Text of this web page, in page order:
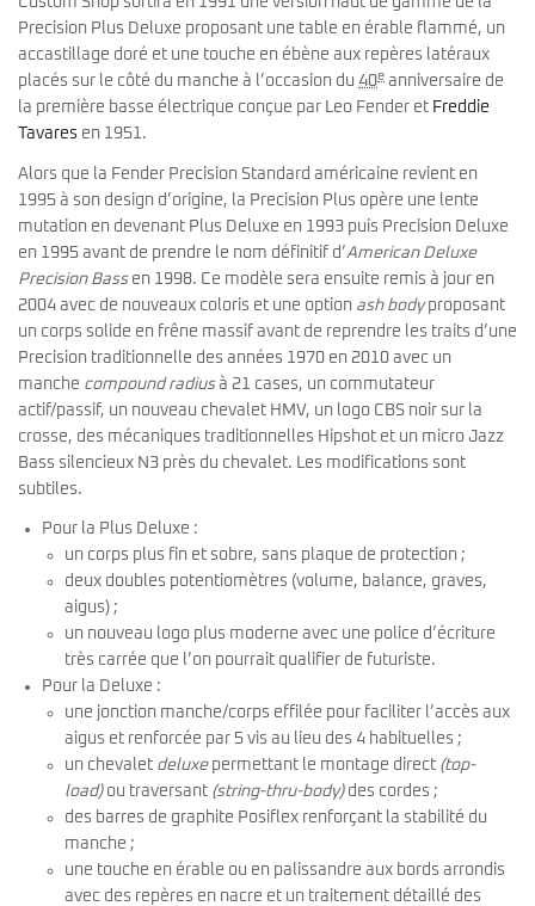
Precision Plus Deluxe proposant une table en érable flammé, un
accastillage doré et une touche en ébène aux repères latéraux
placés sur le côté du manche à l’occasion du 40e anniversaire de
la première basse électrique conçue par Leo Fender et Freddie
Tavares en 1951.
Alors que la Fender Precision Standard américaine revient en
1995 à son design d’origine, la Precision Plus opère une lente
mutation en devenant Plus Deluxe en 1993 puis Precision Deluxe
en 1995 avant de prendre le nom définitif d’American Deluxe
Precision Bassen 1998. Ce modèle sera ensuite remis à jour en
2004 avec de nouveaux coloris et une option ash bodyproposant
un corps solide en frêne massif avant de reprendre les traits d’une
Precision traditionnelle des années 1970 en 2010 avec un
manche compound radiusà 21 cases, un commutateur
actif/passif, un nouveau chevalet HMV, un logo CBS noir sur la
crosse, des mécaniques traditionnelles Hipshot et un micro Jazz
Bass silencieux N3 près du chevalet. Les modifications sont
subtiles.
Pour la Plus Deluxe :
un corps plus fin et sobre, sans plaque de protection ;
deux doubles potentiomètres (volume, balance, graves,
aigus) ;
un nouveau logo plus moderne avec une police d’écriture
très carrée que l’on pourrait qualifier de futuriste.
Pour la Deluxe :
une jonction manche/corps effilée pour faciliter l’accès aux
aigus et renforcée par 5 vis au lieu des 4 habituelles ;
un chevalet deluxepermettant le montage direct (top-
load)ou traversant (string-thru-body)des cordes ;
des barres de graphite Posiflex renforçant la stabilité du
manche ;
une touche en érable ou en palissandre aux bords arrondis
avec des repères en nacre et un traitement détaillé des